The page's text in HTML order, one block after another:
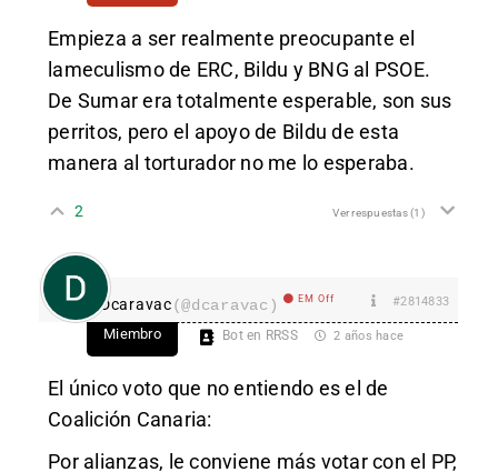
Empieza a ser realmente preocupante el
lameculismo de ERC, Bildu y BNG al PSOE.
De Sumar era totalmente esperable, son sus
perritos, pero el apoyo de Bildu de esta
manera al torturador no me lo esperaba.
2 Ver respuestas(1)
Dcaravac(@dcaravac) EM Off #2814833
Miembro Bot en RRSS 2 años hace
El único voto que no entiendo es el de
Coalición Canaria:
Por alianzas, le conviene más votar con el PP,